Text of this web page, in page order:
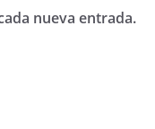
nueva entrada.